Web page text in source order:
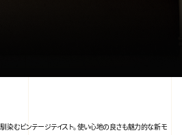
染むビンテージテイスト。 使い心地の良さも魅力的な新モ